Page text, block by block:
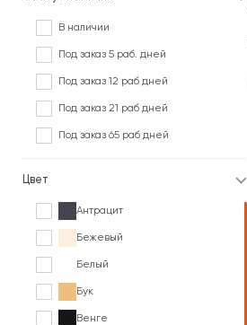
В наличии
Под заказ 5 раб. дней
Под заказ 12 раб дней
Под заказ 21 раб дней
Под заказ 65 раб дней
Цвет
Антрацит
Бежевый
Белый
Бук
Венге